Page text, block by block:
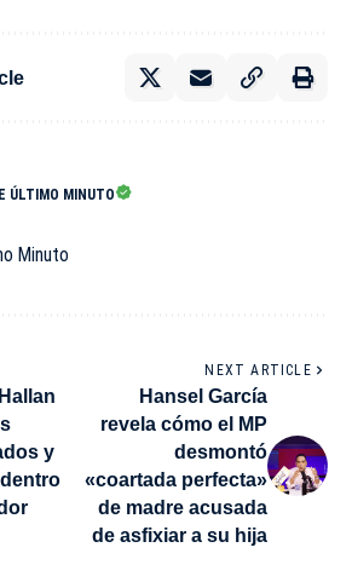
ÚLTIMO MINUTO
Minuto
y
NEXT ARTICLE
Hansel García
revela cómo el MP
desmontó
«coartada perfecta»
de madre acusada
de asfixiar a su hija